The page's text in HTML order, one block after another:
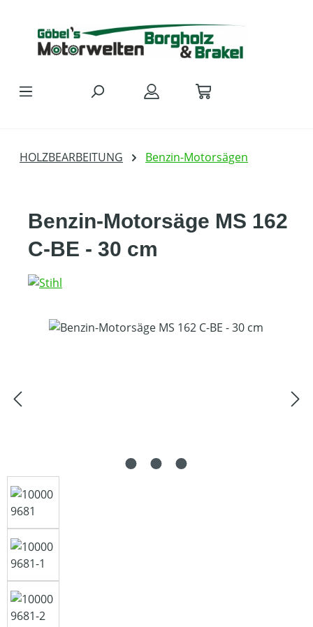
HOLZBEARBEITUNG Benzin-Motorsägen
Benzin-Motorsäge MS 162
C-BE - 30 cm
Bildergalerie überspringen